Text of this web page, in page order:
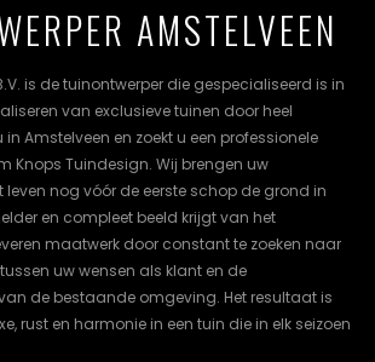
AMSTELVEEN
is de tuinontwerper die gespecialiseerd is in
van exclusieve tuinen door heel
Amstelveen en zoekt u een professionele
Knops Tuindesign. Wij brengen uw
nog vóór de eerste schop de grond in
en compleet beeld krijgt van het
maatwerk door constant te zoeken naar
uw wensen als klant en de
de bestaande omgeving. Het resultaat is
rust en harmonie in een tuin die in elk seizoen